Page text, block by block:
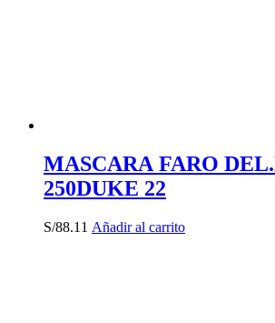
MASCARA FARO
250DUKE 22
S/88.11 Añadir al carrito